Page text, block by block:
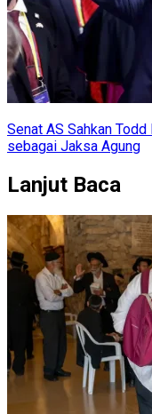
Senat AS Sahkan
sebagai Jaksa Agung
Lanjut Baca